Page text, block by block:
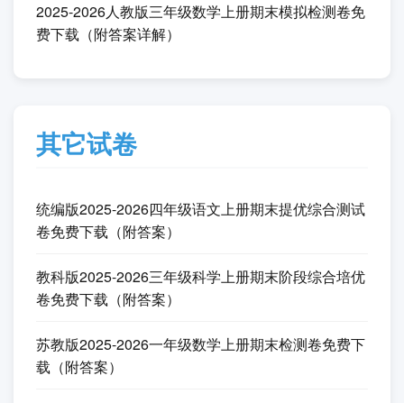
2025-2026人教版三年级数学上册期末模拟检测卷免
费下载（附答案详解）
其它试卷
统编版2025-2026四年级语文上册期末提优综合测试
卷免费下载（附答案）
教科版2025-2026三年级科学上册期末阶段综合培优
卷免费下载（附答案）
苏教版2025-2026一年级数学上册期末检测卷免费下
载（附答案）